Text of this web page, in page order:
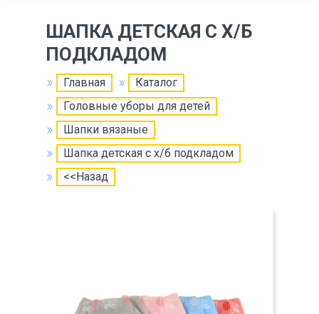
ШАПКА ДЕТСКАЯ С Х/Б
ПОДКЛАДОМ
Главная
Каталог
Головные уборы для детей
Шапки вязаные
Шапка детская с х/б подкладом
<<Назад